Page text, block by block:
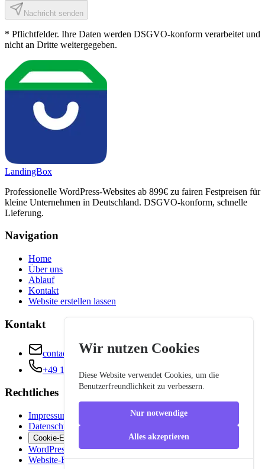
Nachricht senden
* Pflichtfelder. Ihre Daten werden DSGVO-konform verarbeitet und
nicht an Dritte weitergegeben.
LandingBox
Professionelle WordPress-Websites ab 899€ zu fairen Festpreisen für
kleine Unternehmen in Deutschland. DSGVO-konform, schnelle
Lieferung.
Navigation
Home
Über uns
Ablauf
Kontakt
Website erstellen lassen
Kontakt
contact@landingbox.de
+49 160 1179843
Rechtliches
Impressum
Datenschutz
Cookie-Einstellungen
WordPress oder HTML
Website-Kosten Rechner
Wir nutzen Cookies
Diese Website verwendet Cookies, um die
Benutzerfreundlichkeit zu verbessern.
Nur notwendige
Alles akzeptieren